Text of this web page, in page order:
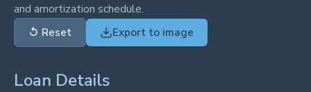
QUOTIDIEN
and amortization schedule.
↺ Reset Export to image
Loan Details